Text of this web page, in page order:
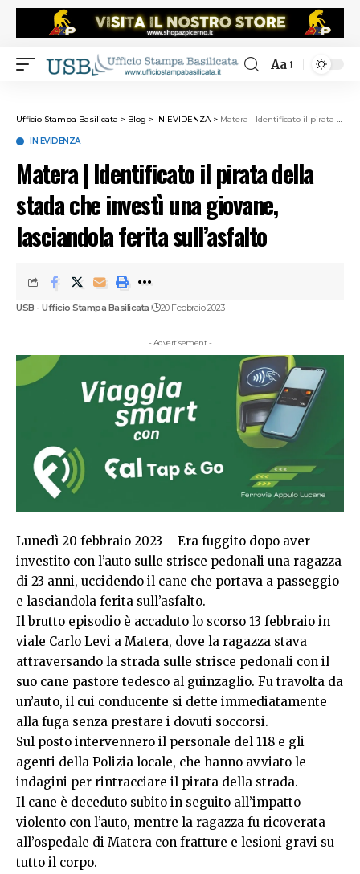
Aa
Ufficio Stampa Basilicata > Blog > IN EVIDENZA> Matera | Identificato il pirata della stada che investì una giovane, lasciandola ferita sull’asfalto
IN EVIDENZA
Matera | Identificato il pirata della
stada che investì una giovane,
lasciandola ferita sull’asfalto
USB - Ufficio Stampa Basilicata 20 Febbraio 2023
- Advertisement -
Lunedì 20 febbraio 2023 – Era fuggito dopo aver
investito con l’auto sulle strisce pedonali una ragazza
di 23 anni, uccidendo il cane che portava a passeggio
e lasciandola ferita sull’asfalto.
Il brutto episodio è accaduto lo scorso 13 febbraio in
viale Carlo Levi a Matera, dove la ragazza stava
attraversando la strada sulle strisce pedonali con il
suo cane pastore tedesco al guinzaglio. Fu travolta da
un’auto, il cui conducente si dette immediatamente
alla fuga senza prestare i dovuti soccorsi.
Sul posto intervennero il personale del 118 e gli
agenti della Polizia locale, che hanno avviato le
indagini per rintracciare il pirata della strada.
Il cane è deceduto subito in seguito all’impatto
violento con l’auto, mentre la ragazza fu ricoverata
all’ospedale di Matera con fratture e lesioni gravi su
tutto il corpo.